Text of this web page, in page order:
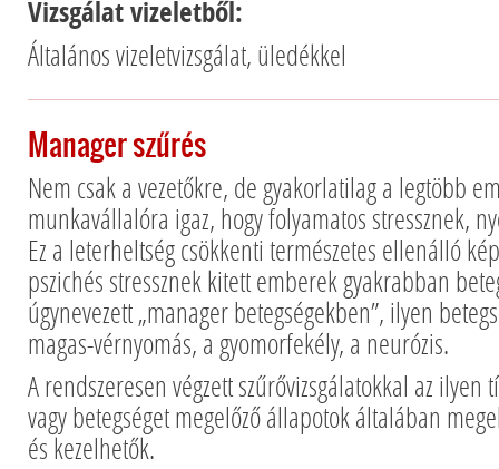
Vizsgálat vizeletből:
Általános vizeletvizsgálat, üledékkel
Manager szűrés
Nem csak a vezetőkre, de gyakorlatilag a legtöbb
munkavállalóra igaz, hogy folyamatos stressznek,
Ez a leterheltség csökkenti természetes ellenálló
pszichés stressznek kitett emberek gyakrabban
úgynevezett „manager betegségekben”, ilyen
magas-vérnyomás, a gyomorfekély, a neurózis.
A rendszeresen végzett szűrővizsgálatokkal az ilyen
vagy betegséget megelőző állapotok általában
és kezelhetők.